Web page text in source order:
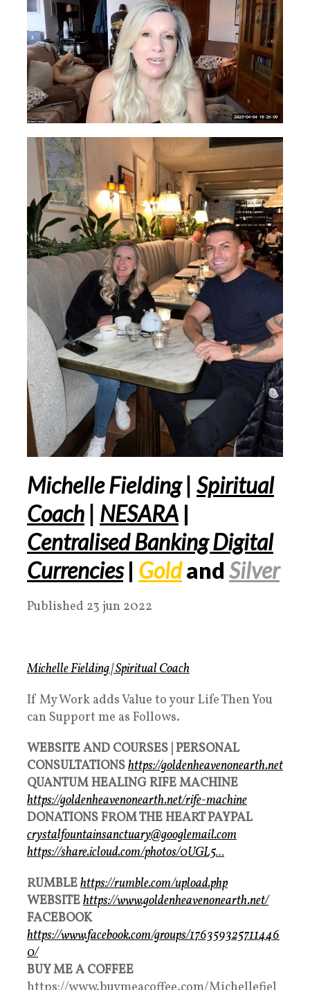
Michelle Fielding | Spiritual
Coach NESARA |
Centralised Banking Digital
Currencies | Goldand Silver
Published 23 jun 2022
Michelle Fielding | Spiritual Coach
If My Work adds Value to your Life Then You
can Support me as Follows.
WEBSITE AND COURSES | PERSONAL
CONSULTATIONShttps://goldenheavenonearth.net
QUANTUM HEALING RIFE MACHINE
https://goldenheavenonearth.net/rife-machine
DONATIONS FROM THE HEART PAYPAL
crystalfountainsanctuary@googlemail.com
https://share.icloud.com/photos/0UGL5…
RUMBLEhttps://rumble.com/upload.php
WEBSITEhttps://www.goldenheavenonearth.net/
FACEBOOK
https://www.facebook.com/groups/176359325711446
0/
BUY ME A COFFEE